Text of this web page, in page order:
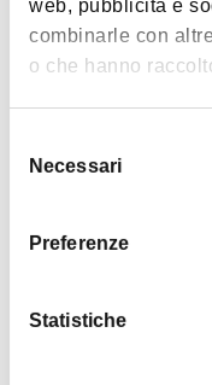
web, pubblicità e
combinarle con
o che hanno
delNecessari
Preferenze
Statistiche
BOLOGNA